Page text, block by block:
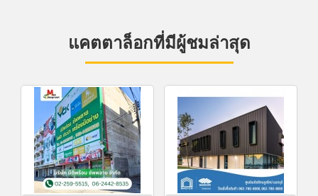
แคตตาล็อกที่มีผู้ชมล่าสุด